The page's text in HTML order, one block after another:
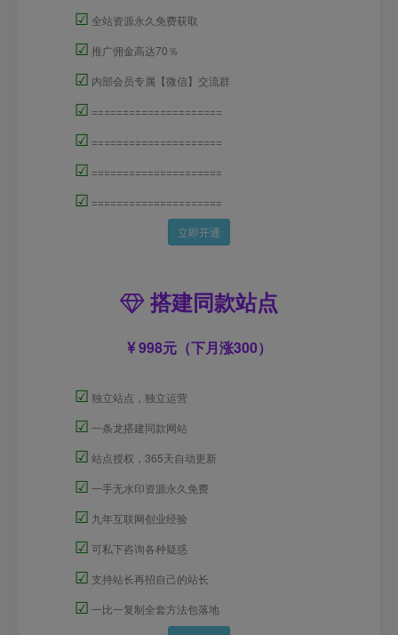
☑ 全站资源永久免费获取
☑ 推广佣金高达70％
☑ 内部会员专属【微信】交流群
☑ =====================
☑ =====================
☑ =====================
☑ =====================
立即开通
搭建同款站点
998元（下月涨300）
☑ 独立站点，独立运营
☑ 一条龙搭建同款网站
☑ 站点授权，365天自动更新
☑ 一手无水印资源永久免费
☑ 九年互联网创业经验
☑ 可私下咨询各种疑惑
☑ 支持站长再招自己的站长
☑ 一比一复制全套方法包落地